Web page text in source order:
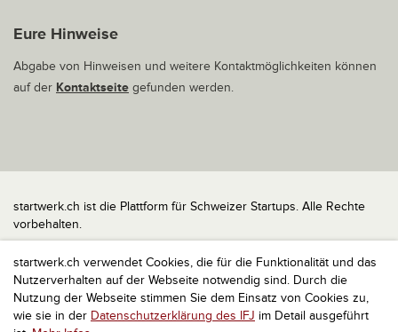
startwerk.ch verwendet Cookies, die für die Funktionalität und das
Nutzerverhalten auf der Webseite notwendig sind. Durch die
Nutzung der Webseite stimmen Sie dem Einsatz von Cookies zu,
wie sie in der Datenschutzerklärung des IFJ im Detail ausgeführt
Eure Hinweise
Abgabe von Hinweisen und weitere Kontaktmöglichkeiten können
auf der Kontaktseite gefunden werden.
startwerk.ch ist die Plattform für Schweizer Startups. Alle Rechte
vorbehalten.
Impressum
Kontakt
nach oben